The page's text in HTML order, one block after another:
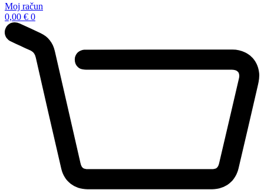
Moj račun
0,00 € 0